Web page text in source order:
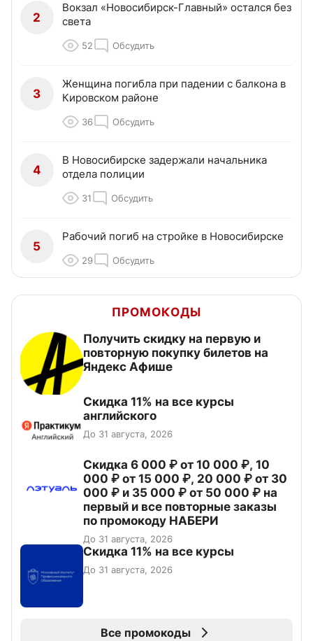
2
Вокзал «Новосибирск-Главный» остался без
света
52 Обсудить
3
Женщина погибла при падении с балкона в
Кировском районе
36 Обсудить
4
В Новосибирске задержали начальника
отдела полиции
31 Обсудить
5
Рабочий погиб на стройке в Новосибирске
29 Обсудить
ПРОМОКОДЫ
Получить скидку на первую и
повторную покупку билетов на
Яндекс Афише
Скидка 11% на все курсы
английского
До 31 августа, 2026
Скидка 6 000 ₽ от 10 000 ₽, 10
000 ₽ от 15 000 ₽, 20 000 ₽ от 30
000 ₽ и 35 000 ₽ от 50 000 ₽ на
первый и все повторные заказы
по промокоду НАБЕРИ
До 31 августа, 2026
Скидка 11% на все курсы
До 31 августа, 2026
Все промокоды